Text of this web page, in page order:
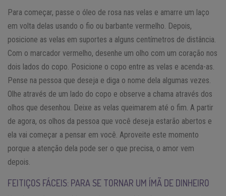
Para começar, passe o óleo de rosa nas velas e amarre um laço
em volta delas usando o fio ou barbante vermelho. Depois,
posicione as velas em suportes a alguns centímetros de distância.
Com o marcador vermelho, desenhe um olho com um coração nos
dois lados do copo. Posicione o copo entre as velas e acenda-as.
Pense na pessoa que deseja e diga o nome dela algumas vezes.
Olhe através de um lado do copo e observe a chama através dos
olhos que desenhou. Deixe as velas queimarem até o fim. A partir
de agora, os olhos da pessoa que você deseja estarão abertos e
ela vai começar a pensar em você. Aproveite este momento
porque a atenção dela pode ser o que precisa, o amor vem
depois.
FEITIÇOS FÁCEIS: PARA SE TORNAR UM ÍMÃ DE DINHEIRO